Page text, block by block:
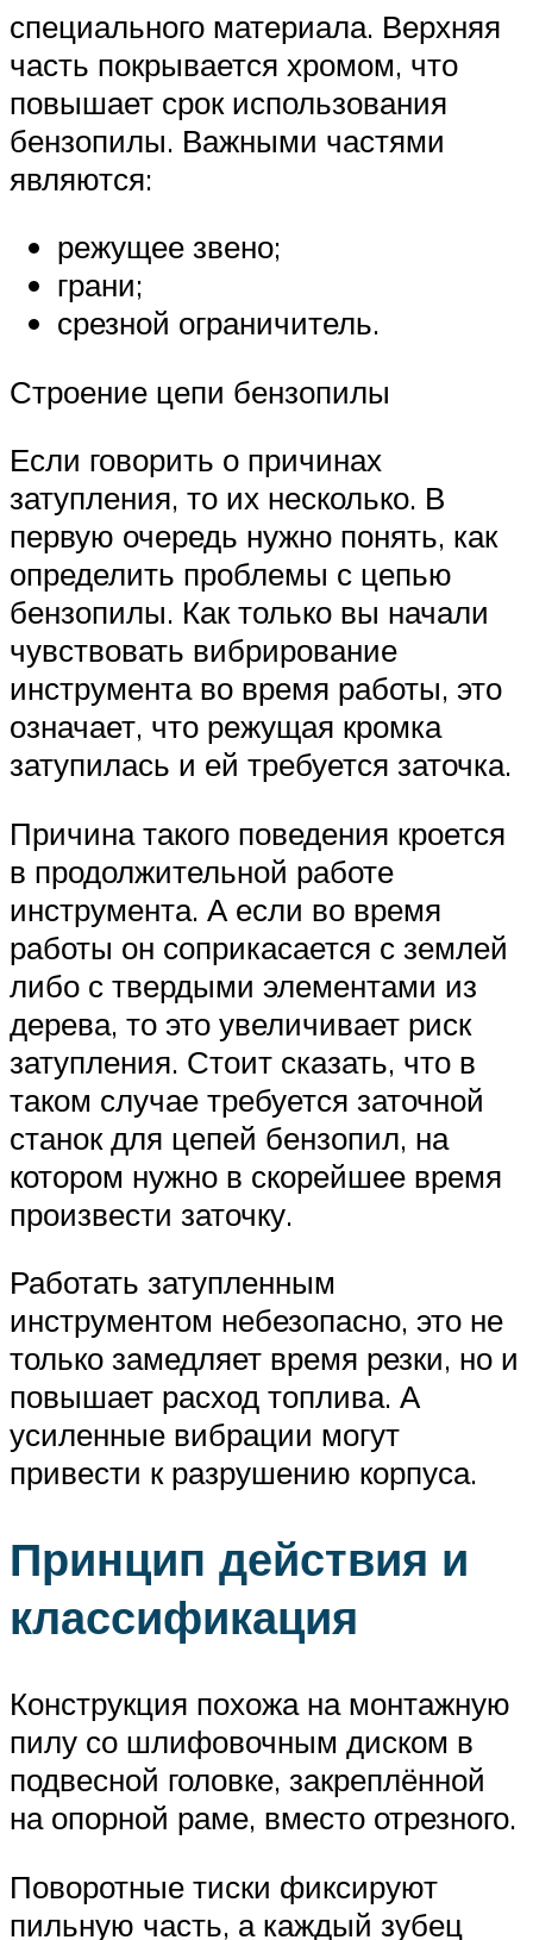
специального материала. Верхняя
часть покрывается хромом, что
повышает срок использования
бензопилы. Важными частями
являются:
режущее звено;
грани;
срезной ограничитель.
Строение цепи бензопилы
Если говорить о причинах
затупления, то их несколько. В
первую очередь нужно понять, как
определить проблемы с цепью
бензопилы. Как только вы начали
чувствовать вибрирование
инструмента во время работы, это
означает, что режущая кромка
затупилась и ей требуется заточка.
Причина такого поведения кроется
в продолжительной работе
инструмента. А если во время
работы он соприкасается с землей
либо с твердыми элементами из
дерева, то это увеличивает риск
затупления. Стоит сказать, что в
таком случае требуется заточной
станок для цепей бензопил, на
котором нужно в скорейшее время
произвести заточку.
Работать затупленным
инструментом небезопасно, это не
только замедляет время резки, но и
повышает расход топлива. А
усиленные вибрации могут
привести к разрушению корпуса.
Принцип действия и
классификация
Конструкция похожа на монтажную
пилу со шлифовочным диском в
подвесной головке, закреплённой
на опорной раме, вместо отрезного.
Поворотные тиски фиксируют
пильную часть, а каждый зубец